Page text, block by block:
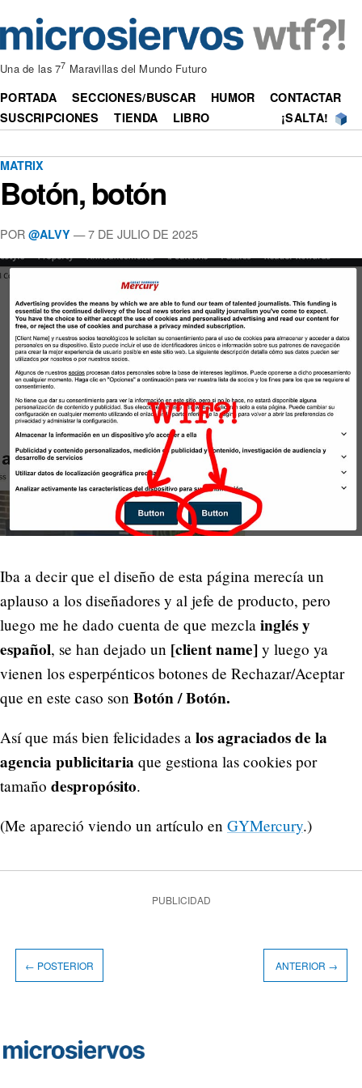
Una de las 77 Maravillas del Mundo Futuro
PORTADA SECCIONES/BUSCAR HUMOR
CONTACTAR
SUSCRIPCIONES
TIENDA LIBRO ¡SALTA!
MATRIX
Botón, botón
POR @ALVY —7 DE JULIO DE 2025
Iba a decir que el diseño de esta página merecía un
aplauso a los diseñadores y al jefe de producto, pero
luego me he dado cuenta de que mezcla inglés y
español, se han dejado un [client name] y luego ya
vienen los esperpénticos botones de Rechazar/Aceptar
que en este caso son Botón / Botón.
Así que más bien felicidades a los agraciados de la
agencia publicitaria que gestiona las cookies por
tamaño despropósito.
(Me apareció viendo un artículo en GYMercury.)
PUBLICIDAD
← POSTERIOR ANTERIOR →